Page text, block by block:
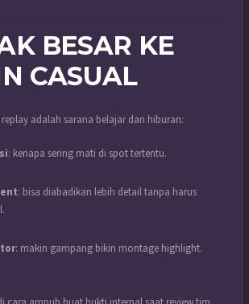
BESAR KE
CASUAL
adalah sarana belajar dan hiburan:
: kenapa sering mati di spot tertentu.
: bisa diabadikan lebih detail tanpa harus
: makin gampang bikin montage highlight.